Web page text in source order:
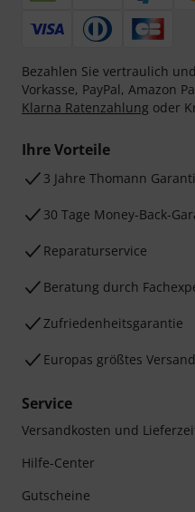
Bezahlen Sie vertraulich
Vorkasse, PayPal, Amazon
Klarna Ratenzahlung oder
Ihre Vorteile
3 Jahre Thomann
30 Tage Money-Back-
Reparaturservice
Beratung durch
Zufriedenheitsgarantie
Europas größtes
Service
Versandkosten und
Hilfe-Center
Gutscheine